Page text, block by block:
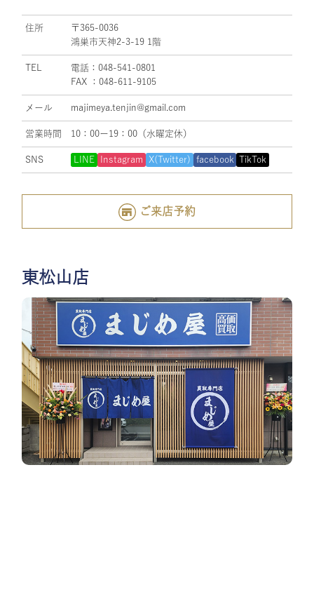
住所
〒365-0036
鴻巣市天神2-3-19 1階
TEL
電話：048-541-0801
FAX ：048-611-9105
メール majimeya.tenjin@gmail.com
営業時間 10：00ー19：00（水曜定休）
SNS LINE Instagram X(Twitter) facebook TikTok
ご来店予約
東松山店